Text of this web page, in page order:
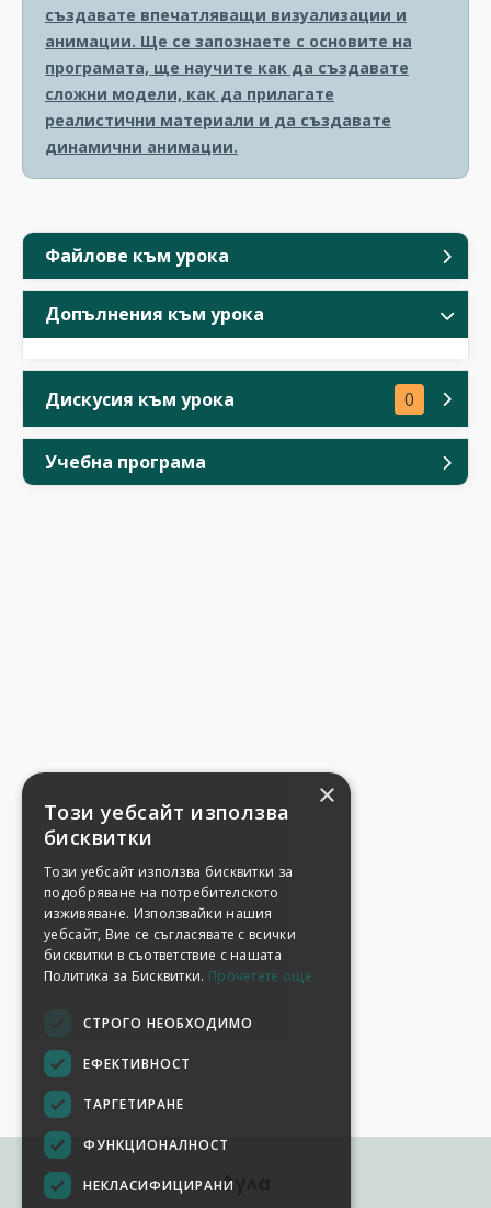
Файлове към урока
Допълнения към урока
Дискусия към урока 0
Учебна програма
създавате впечатляващи визуализации и
анимации. Ще се запознаете с основите на
програмата, ще научите как да създавате
сложни модели, как да прилагате
реалистични материали и да създавате
динамични анимации.
Аула
×
Този уебсайт използва
бисквитки
Този уебсайт използва бисквитки за
подобряване на потребителското
изживяване. Използвайки нашия
уебсайт, Вие се съгласявате с всички
бисквитки в съответствие с нашата
Политика за Бисквитки. Прочетете още
СТРОГО НЕОБХОДИМО
ЕФЕКТИВНОСТ
ТАРГЕТИРАНЕ
ФУНКЦИОНАЛНОСТ
НЕКЛАСИФИЦИРАНИ